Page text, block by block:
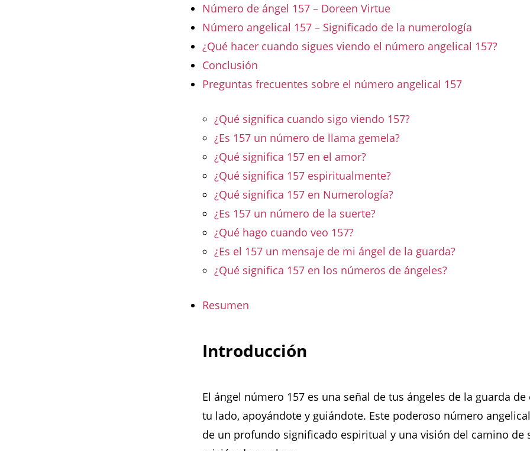
Número de ángel 157 – Doreen Virtue
Número angelical 157 – Significado de la numerología
¿Qué hacer cuando sigues viendo el número angelical 157?
Conclusión
Preguntas frecuentes sobre el número angelical 157
¿Qué significa cuando sigo viendo 157?
¿Es 157 un número de llama gemela?
¿Qué significa 157 en el amor?
¿Qué significa 157 espiritualmente?
¿Qué significa 157 en Numerología?
¿Es 157 un número de la suerte?
¿Qué hago cuando veo 157?
¿Es el 157 un mensaje de mi ángel de la guarda?
¿Qué significa 157 en los números de ángeles?
Resumen
Introducción
El ángel número 157 es una señal de tus ángeles de la guarda de
tu lado, apoyándote y guiándote. Este poderoso número
de un profundo significado espiritual y una visión del camino de